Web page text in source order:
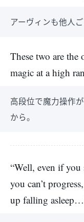
アーヴィンも他人ご
These two are
magic at a high
高段位で魔力操作
から。
“Well, even if
you can’t
up falling